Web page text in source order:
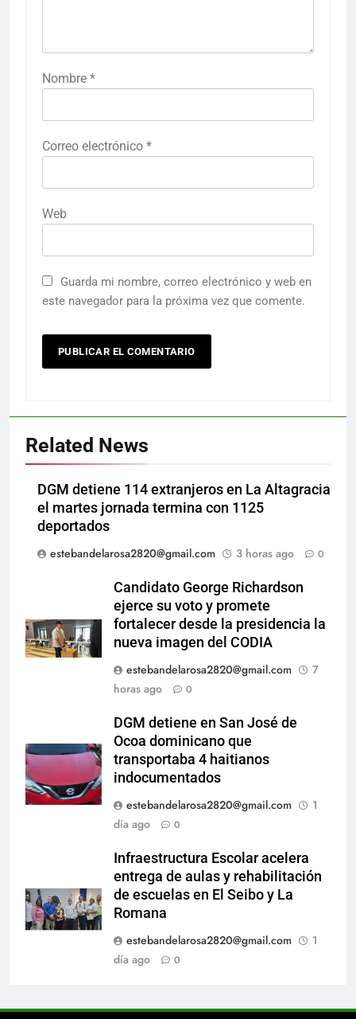
Nombre *
Correo electrónico *
Web
Guarda mi nombre, correo electrónico y web en
este navegador para la próxima vez que comente.
Related News
DGM detiene 114 extranjeros en La Altagracia
el martes jornada termina con 1125
deportados
estebandelarosa2820@gmail.com
3 horas ago 0
Candidato George Richardson
ejerce su voto y promete
fortalecer desde la presidencia la
nueva imagen del CODIA
estebandelarosa2820@gmail.com
7
horas ago
0
DGM detiene en San José de
Ocoa dominicano que
transportaba 4 haitianos
indocumentados
estebandelarosa2820@gmail.com
1
día ago
0
Infraestructura Escolar acelera
entrega de aulas y rehabilitación
de escuelas en El Seibo y La
Romana
estebandelarosa2820@gmail.com
1
día ago
0